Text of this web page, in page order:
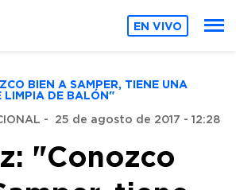
EN VIVO
BIEN A SAMPER, TIENE UNA
LIMPIA DE BALÓN"
- 25 de agosto de 2017 - 12:28
"Conozco